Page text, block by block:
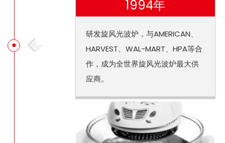
1994年
研发旋风光波炉，与AMERICAN、
HARVEST、WAL-MART、HPA等合
作，成为全世界旋风光波炉最大供
应商。